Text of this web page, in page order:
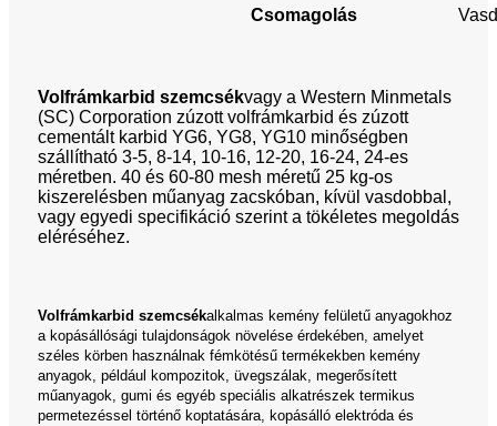
Csomagolás
Volfrámkarbid szemcsékvagy a Western Minmetals
(SC) Corporation zúzott volfrámkarbid és zúzott
cementált karbid YG6, YG8, YG10 minőségben
szállítható 3-5, 8-14, 10-16, 12-20, 16-24, 24-es
méretben. 40 és 60-80 mesh méretű 25 kg-os
kiszerelésben műanyag zacskóban, kívül vasdobbal,
vagy egyedi specifikáció szerint a tökéletes megoldás
eléréséhez.
Volfrámkarbid szemcsékalkalmas kemény felületű anyagokhoz
a kopásállósági tulajdonságok növelése érdekében, amelyet
széles körben használnak fémkötésű termékekben kemény
anyagok, például kompozitok, üvegszálak, megerősített
műanyagok, gumi és egyéb speciális alkatrészek termikus
permetezéssel történő koptatására, kopásálló elektróda és